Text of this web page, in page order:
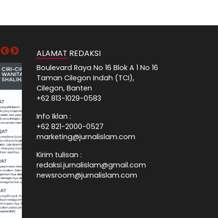
ALAMAT REDAKSI
Boulevard Raya No 16 Blok A 1 No 16
Taman Cilegon Indah (TCI),
Cilegon, Banten
+62 813-1029-0583
Info Iklan :
+62 821-2000-0527
marketing@jurnalislam.com
Kirim tulisan :
redaksi.jurnalislam@gmail.com
newsroom@jurnalislam.com